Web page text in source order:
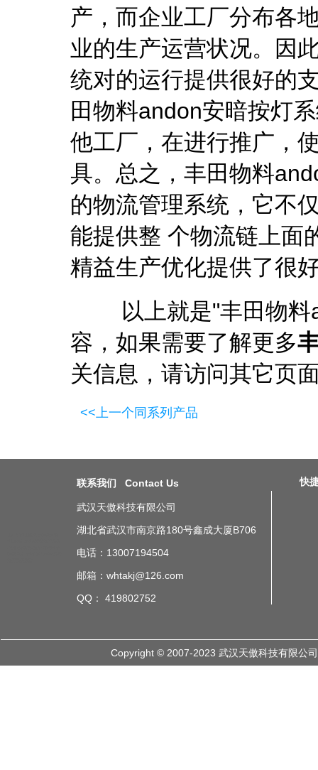
产，而企业工厂分布各
业的生产运营状况。因
统对的运行提供很好的
田物料andon安暗按灯
他工厂，在进行推广，
具。总之，丰田物料
的物流管理系统，它不
能提供整 个物流链上面
精益生产优化提供了很
以上就是"丰田物料
容，如果需要了解更多
关信息，请访问其它页
<<上一个同系列产品
联系我们 Contact Us
武汉天傲科技有限公司
湖北省武汉市南京路180号鑫成大厦B706
电话：13007194504
邮箱：whtakj@126.com
QQ： 419802752
快
Copyright © 2007-2023 武汉天傲科技有限